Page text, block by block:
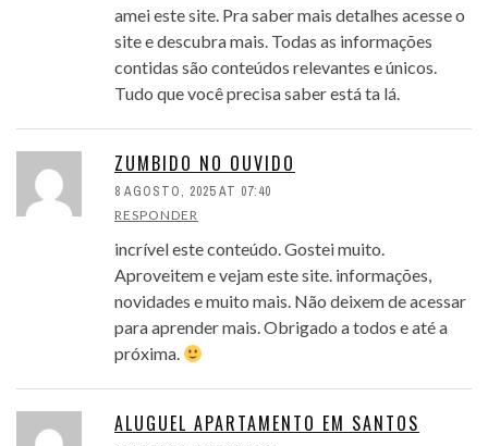
amei este site. Pra saber mais detalhes acesse o
site e descubra mais. Todas as informações
contidas são conteúdos relevantes e únicos.
Tudo que você precisa saber está ta lá.
ZUMBIDO NO OUVIDO
8 AGOSTO, 2025 AT 07:40
RESPONDER
incrível este conteúdo. Gostei muito.
Aproveitem e vejam este site. informações,
novidades e muito mais. Não deixem de acessar
para aprender mais. Obrigado a todos e até a
próxima.
ALUGUEL APARTAMENTO EM SANTOS